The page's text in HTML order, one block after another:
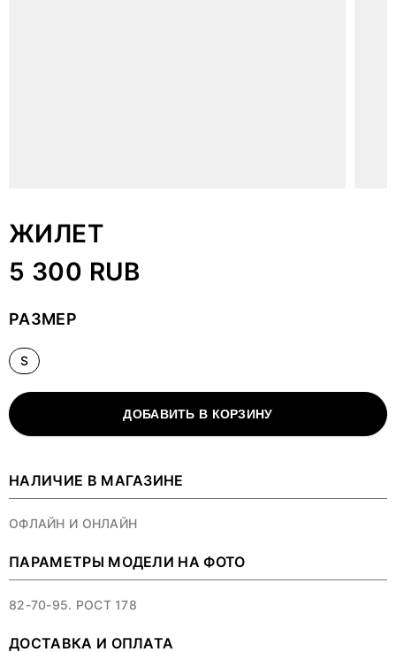
ЖИЛЕТ
5 300 RUB
РАЗМЕР
S
ДОБАВИТЬ В КОРЗИНУ
НАЛИЧИЕ В МАГАЗИНЕ
ОФЛАЙН И ОНЛАЙН
ПАРАМЕТРЫ МОДЕЛИ НА ФОТО
82-70-95. РОСТ 178
ДОСТАВКА И ОПЛАТА